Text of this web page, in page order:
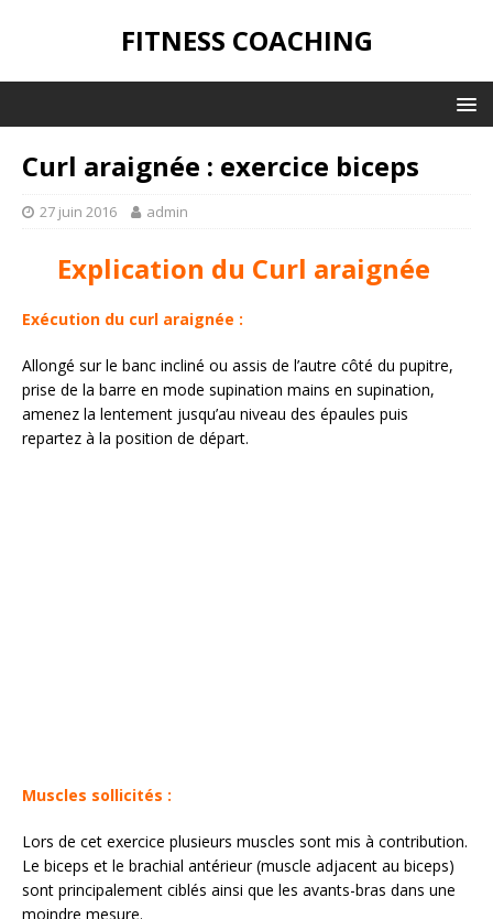
FITNESS COACHING
Curl araignée : exercice biceps
27 juin 2016 admin
Explication du Curl araignée
Exécution du curl araignée :
Allongé sur le banc incliné ou assis de l’autre côté du pupitre,
prise de la barre en mode supination mains en supination,
amenez la lentement jusqu’au niveau des épaules puis
repartez à la position de départ.
Muscles sollicités :
Lors de cet exercice plusieurs muscles sont mis à contribution.
Le biceps et le brachial antérieur (muscle adjacent au biceps)
sont principalement ciblés ainsi que les avants-bras dans une
moindre mesure.